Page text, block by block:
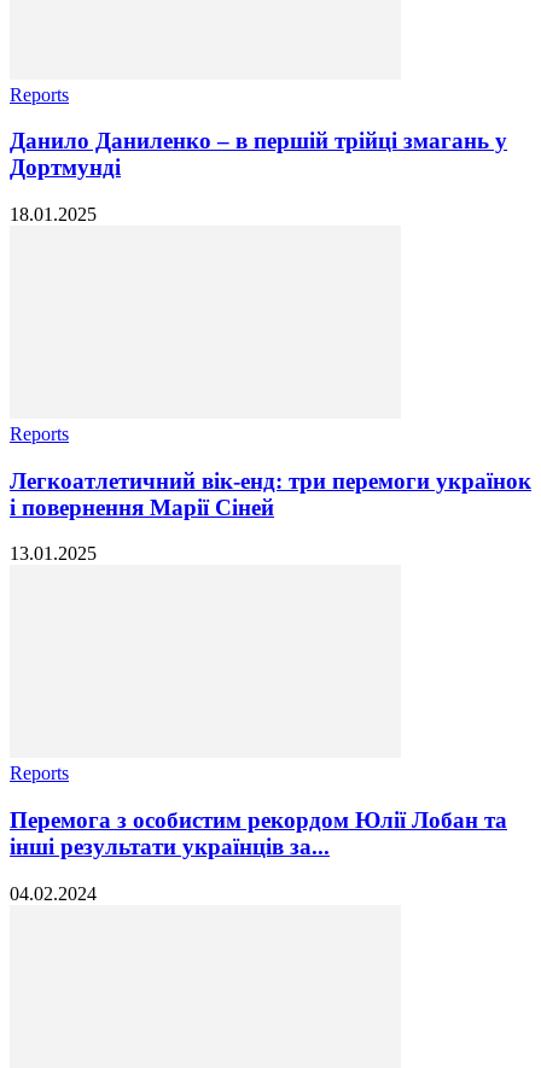
Reports
Данило Даниленко – в першій трійці змагань у
Дортмунді
18.01.2025
Reports
Легкоатлетичний вік-енд: три перемоги українок
і повернення Марії Сіней
13.01.2025
Reports
Перемога з особистим рекордом Юлії Лобан та
інші результати українців за...
04.02.2024